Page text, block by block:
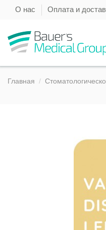
О нас Оплата и
Главная